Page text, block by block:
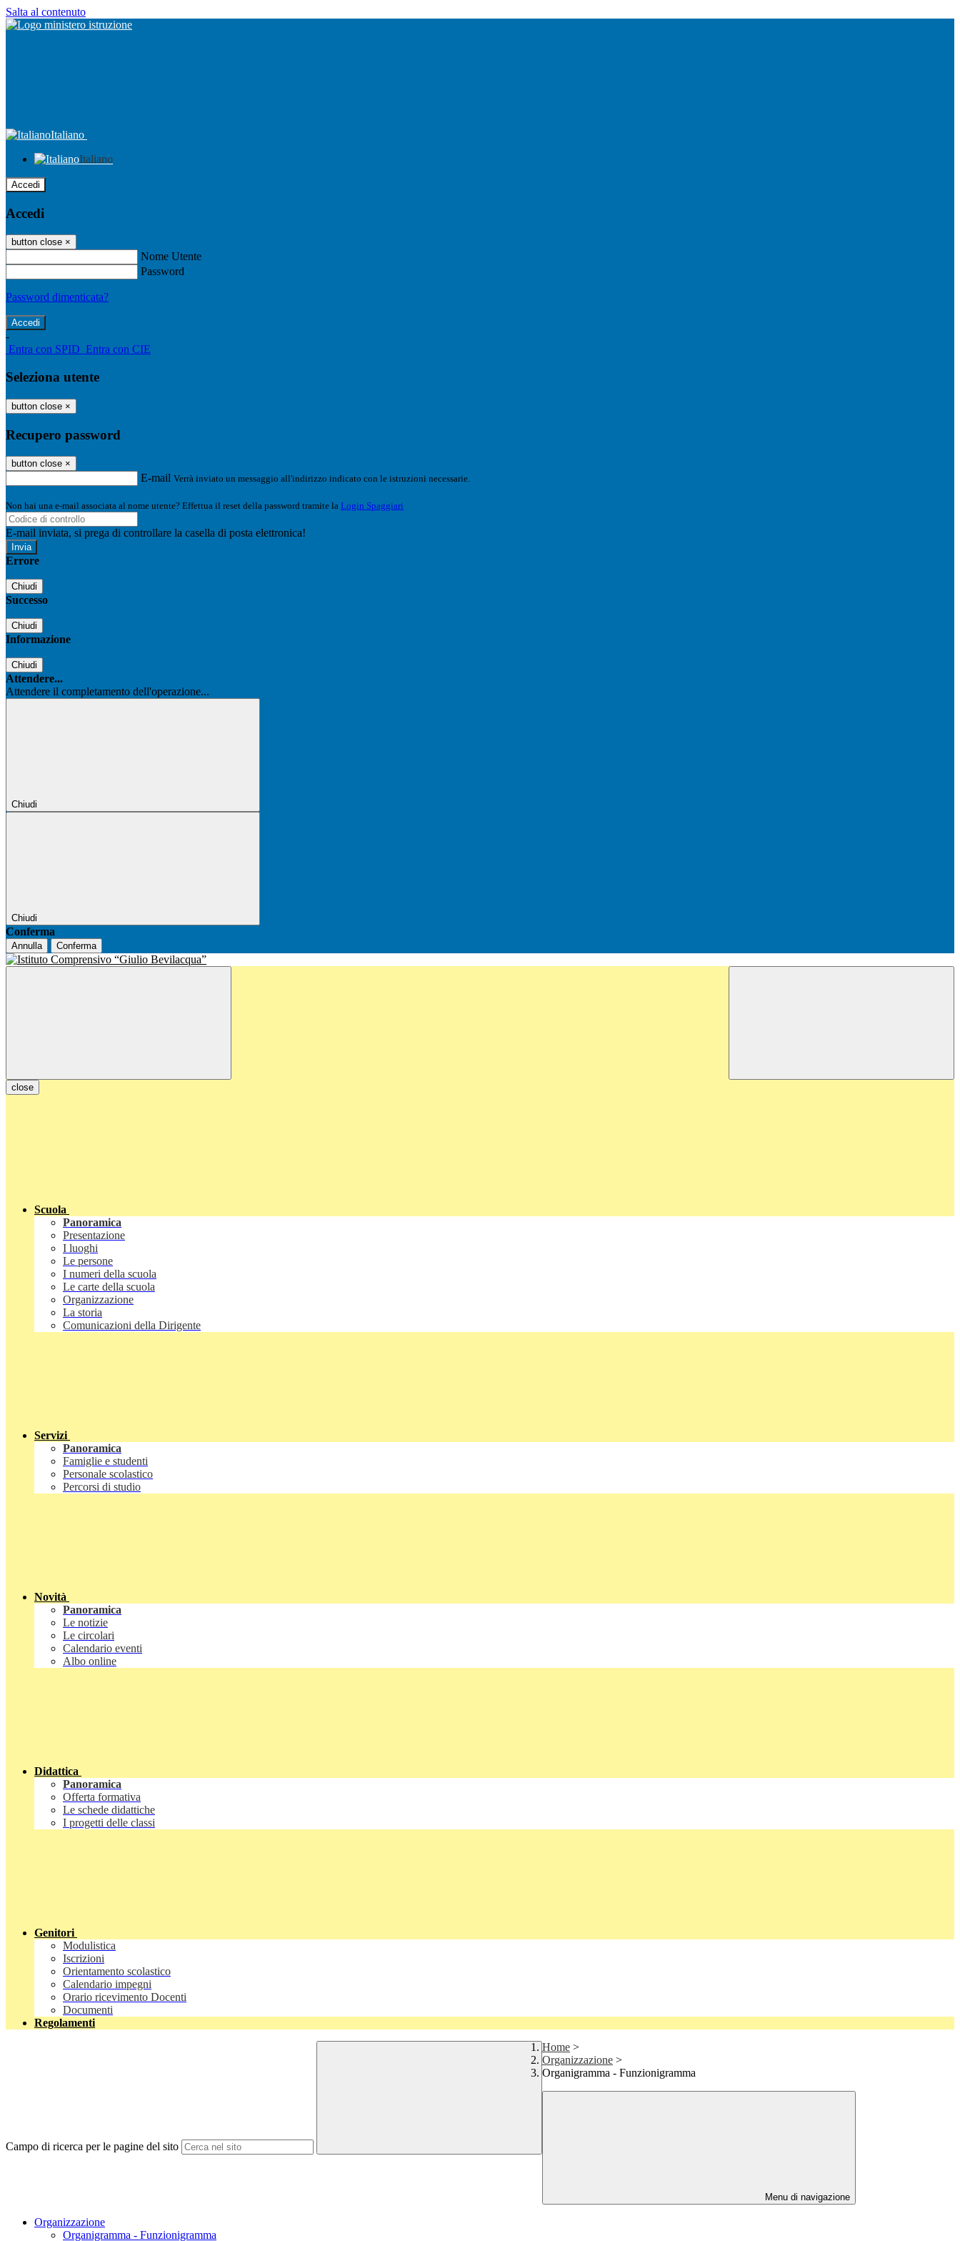
Salta al contenuto
Italiano
Italiano
Accedi
Accedi
button close ×
Nome Utente
Password
Password dimenticata?
-
Entra con SPID Entra con CIE
Seleziona utente
button close ×
Recupero password
button close ×
E-mail Verrà inviato un messaggio all'indirizzo indicato con le istruzioni necessarie.
Non hai una e-mail associata al nome utente? Effettua il reset della password tramite la Login Spaggiari
E-mail inviata, si prega di controllare la casella di posta elettronica!
Errore
Chiudi
Successo
Chiudi
Informazione
Chiudi
Attendere...
Attendere il completamento dell'operazione...
Chiudi
Chiudi
Conferma
Annulla Conferma
close
Scuola
Panoramica
Presentazione
I luoghi
Le persone
I numeri della scuola
Le carte della scuola
Organizzazione
La storia
Comunicazioni della Dirigente
Servizi
Panoramica
Famiglie e studenti
Personale scolastico
Percorsi di studio
Novità
Panoramica
Le notizie
Le circolari
Calendario eventi
Albo online
Didattica
Panoramica
Offerta formativa
Le schede didattiche
I progetti delle classi
Genitori
Modulistica
Iscrizioni
Orientamento scolastico
Calendario impegni
Orario ricevimento Docenti
Documenti
Regolamenti
Campo di ricerca per le pagine del sito
Home >
Organizzazione >
Organigramma - Funzionigramma
Menu di navigazione
Organizzazione
Organigramma - Funzionigramma